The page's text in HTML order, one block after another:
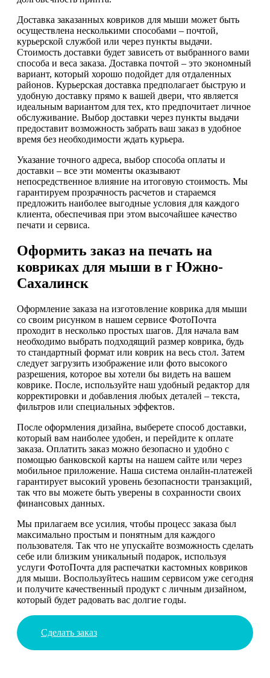
Доставка заказанных ковриков для мыши может быть
осуществлена несколькими способами – почтой,
курьерской службой или через пункты выдачи.
Стоимость доставки будет зависеть от выбранного вами
способа и веса заказа. Доставка почтой – это экономный
вариант, который хорошо подойдет для отдаленных
районов. Курьерская доставка предполагает быструю и
удобную доставку прямо к вашей двери, что является
идеальным вариантом для тех, кто предпочитает личное
обслуживание. Выбор доставки через пункты выдачи
предоставит возможность забрать ваш заказ в удобное
время без необходимости ждать курьера.
Указание точного адреса, выбор способа оплаты и
доставки – все эти моменты оказывают
непосредственное влияние на итоговую стоимость. Мы
гарантируем прозрачность расчетов и стараемся
предложить наиболее выгодные условия для каждого
клиента, обеспечивая при этом высочайшее качество
печати и сервиса.
Оформить заказ на печать на
ковриках для мыши в г Южно-
Сахалинск
Оформление заказа на изготовление коврика для мыши
со своим рисунком в нашем сервисе ФотоПочта
проходит в несколько простых шагов. Для начала вам
необходимо выбрать подходящий размер коврика, будь
то стандартный формат или коврик на весь стол. Затем
следует загрузить изображение или фото высокого
разрешения, которое вы хотели бы видеть на вашем
коврике. После, используйте наш удобный редактор для
корректировки и добавления любых деталей – текста,
фильтров или специальных эффектов.
После оформления дизайна, выберете способ доставки,
который вам наиболее удобен, и перейдите к оплате
заказа. Оплатить заказ можно безопасно и удобно с
помощью банковской карты на нашем сайте или через
мобильное приложение. Наша система онлайн-платежей
гарантирует высокий уровень безопасности транзакций,
так что вы можете быть уверены в сохранности своих
финансовых данных.
Мы прилагаем все усилия, чтобы процесс заказа был
максимально простым и понятным для каждого
пользователя. Так что не упускайте возможность сделать
себе или близким уникальный подарок, используя
услуги ФотоПочта для распечатки кастомных ковриков
для мыши. Воспользуйтесь нашим сервисом уже сегодня
и получите качественный продукт с личным дизайном,
который будет радовать вас долгие годы.
Сделать заказ